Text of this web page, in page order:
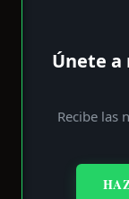
Únete a
Recibe las